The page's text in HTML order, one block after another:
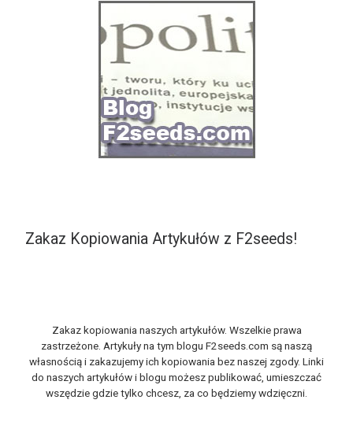
Zakaz Kopiowania Artykułów z F2seeds!
Zakaz kopiowania naszych artykułów. Wszelkie prawa
zastrzeżone. Artykuły na tym blogu F2seeds.com są naszą
własnością i zakazujemy ich kopiowania bez naszej zgody. Linki
do naszych artykułów i blogu możesz publikować, umieszczać
wszędzie gdzie tylko chcesz, za co będziemy wdzięczni.